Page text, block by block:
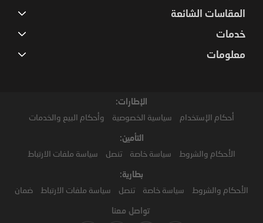
المقاسات الشائعة
خدمات
معلومات
الإطارات:
أحكام الإستخدام سياسية الخصوصية وأحكام البيع والخدمات
التأمين:
الأحكام والشروط سياسة خاصة تنصل سياسة ملفات الارتباط
بطارية:
الأحكام والشروط سياسة خاصة تنصل سياسة ملفات الارتباط ضمان
تواصل معنا